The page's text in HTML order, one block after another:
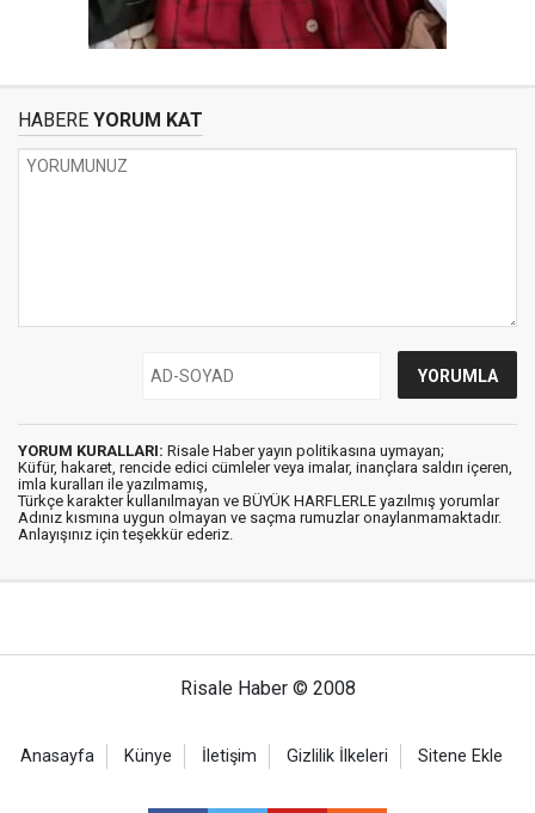
HABERE YORUM KAT
YORUM KURALLARI: Risale Haber yayın politikasına uymayan;
Küfür, hakaret, rencide edici cümleler veya imalar, inançlara saldırı içeren,
imla kuralları ile yazılmamış,
Türkçe karakter kullanılmayan ve BÜYÜK HARFLERLE yazılmış yorumlar
Adınız kısmına uygun olmayan ve saçma rumuzlar onaylanmamaktadır.
Anlayışınız için teşekkür ederiz.
Risale Haber © 2008
Anasayfa Künye İletişim Gizlilik İlkeleri Sitene Ekle